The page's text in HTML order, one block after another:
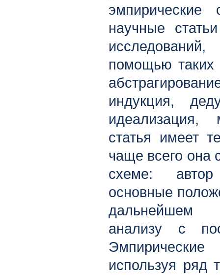
эмпирические
научные
помощью таких
индукция,
идеализация,
статья имеет
чаще всего она
схеме:
основные
дальнейшем
анализу с
используя ряд